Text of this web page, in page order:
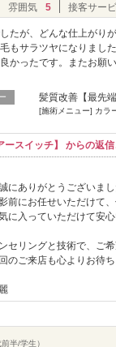
雰囲気 5 接客サー
たが、どんな仕上がり
もサラツヤになりまし
かったです。またお願
髪質改善【最先
[施術メニュー] カラ
スイッチ】 からの返信
にありがとうございまし
前にお任せいただけて
に入っていただけて安心
セリングと技術で、ご
のご来店も心よりお待ち
半/学生）